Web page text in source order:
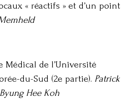
« réactifs » et d’un point
de l’Université
du-Sud (2e partie). Patrick
Hee Koh